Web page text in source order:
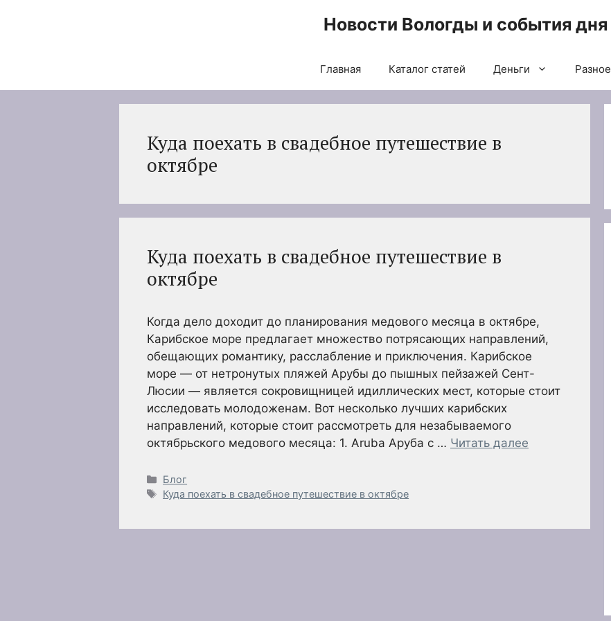
Новости Вологды и события дня
Главная Каталог статей Деньги Разное
Куда поехать в свадебное путешествие в
октябре
Куда поехать в свадебное путешествие в
октябре
Когда дело доходит до планирования медового месяца в октябре,
Карибское море предлагает множество потрясающих направлений,
обещающих романтику, расслабление и приключения. Карибское
море — от нетронутых пляжей Арубы до пышных пейзажей Сент-
Люсии — является сокровищницей идиллических мест, которые стоит
исследовать молодоженам. Вот несколько лучших карибских
направлений, которые стоит рассмотреть для незабываемого
октябрьского медового месяца: 1. Aruba Аруба с … Читать далее
Рубрики
Блог
Метки
Куда поехать в свадебное путешествие в октябре